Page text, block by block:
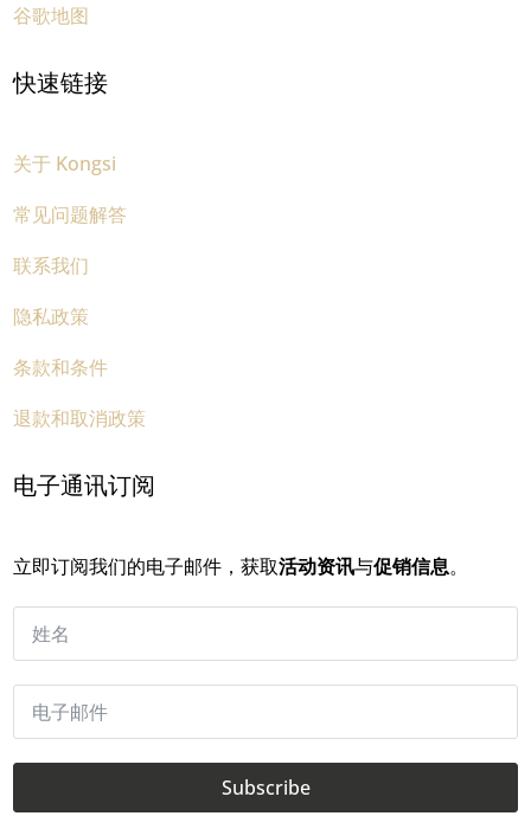
谷歌地图
快速链接
关于 Kongsi
常见问题解答
联系我们
隐私政策
条款和条件
退款和取消政策
电子通讯订阅
立即订阅我们的电子邮件，获取活动资讯与促销信息。
Subscribe